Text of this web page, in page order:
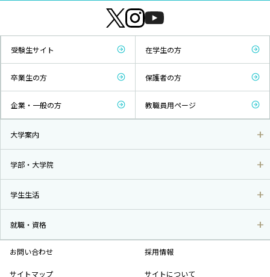
受験生サイト 在学生の方
卒業生の方 保護者の方
企業・一般の方 教職員用ページ
大学案内
学部・大学院
学生生活
就職・資格
お問い合わせ 採用情報
サイトマップ サイトについて